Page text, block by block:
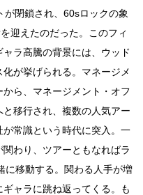
閉鎖され、60sロックの象
迎えたのだった。このフィ
ラ高騰の背景には、ウッド
が挙げられる。マネージメ
ら、マネージメント・オフ
移行され、複数の人気アー
常識という時代に突入。一
わり、ツアーともなればラ
に移動する。関わる人手が増
ャラに跳ね返ってくる。も